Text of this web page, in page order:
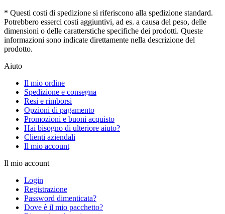
* Questi costi di spedizione si riferiscono alla spedizione standard.
Potrebbero esserci costi aggiuntivi, ad es. a causa del peso, delle
dimensioni o delle caratterstiche specifiche dei prodotti. Queste
informazioni sono indicate direttamente nella descrizione del
prodotto.
Aiuto
Il mio ordine
Spedizione e consegna
Resi e rimborsi
Opzioni di pagamento
Promozioni e buoni acquisto
Hai bisogno di ulteriore aiuto?
Clienti aziendali
Il mio account
Il mio account
Login
Registrazione
Password dimenticata?
Dove è il mio pacchetto?